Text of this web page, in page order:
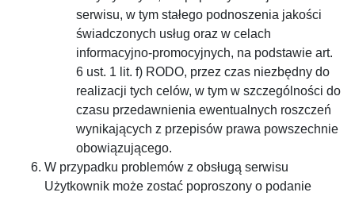
serwisu, w tym stałego podnoszenia jakości
świadczonych usług oraz w celach
informacyjno-promocyjnych, na podstawie art.
6 ust. 1 lit. f) RODO, przez czas niezbędny do
realizacji tych celów, w tym w szczególności do
czasu przedawnienia ewentualnych roszczeń
wynikających z przepisów prawa powszechnie
obowiązującego.
W przypadku problemów z obsługą serwisu
Użytkownik może zostać poproszony o podanie